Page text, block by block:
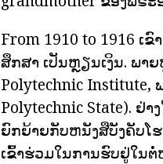
From 1910 to 1916 ເ
ສຶກສາ ເປັນຫຼຽນເງິນ. ພາ
Polytechnic Institute,
Polytechnic State). ຢ່
ຍົກຍ້າຍກັບຫນັງສືບັງຄັບໂ
ເຂົ້າຮ່ວມໃນການຮົບຢູ່ໃນ